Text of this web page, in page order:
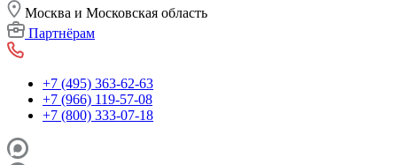
Москва и Московская область
Партнёрам
+7 (495) 363-62-63
+7 (966) 119-57-08
+7 (800) 333-07-18